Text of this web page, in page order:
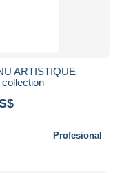
ARTISTIQUE
Profesional